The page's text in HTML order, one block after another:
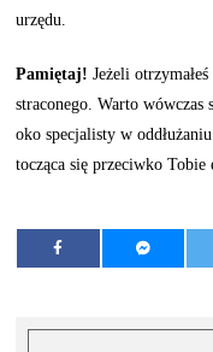
urzędu.
Pamiętaj!Jeżeli
straconego. Warto wówczas
oko specjalisty w
tocząca się przeciwko Tobie